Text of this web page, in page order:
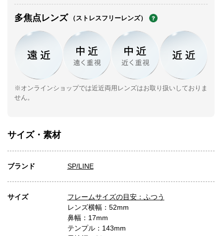
多焦点レンズ （ストレスフリーレンズ）
※オンラインショップでは近近両用レンズはお取り扱いしておりま
せん。
サイズ・素材
ブランド SP/LINE
サイズ
フレームサイズの目安：ふつう
レンズ横幅：52mm
鼻幅：17mm
テンプル：143mm